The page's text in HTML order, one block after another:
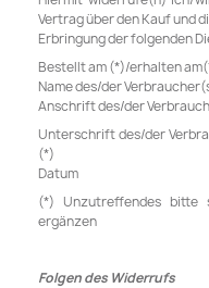
Vertrag über den Kauf und
Erbringung der folgenden
Bestellt am (*)/erhalten
Name des/der
Anschrift des/der
Unterschrift des/der
(*)
Datum
(*) Unzutreffendes bitte
ergänzen
Folgen des Widerrufs